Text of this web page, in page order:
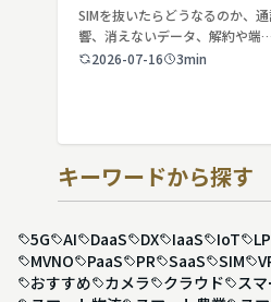
SIMを抜いたらどうなるのか、
響、消えないデータ、解約や端…
2026-07-16
3min
キーワードから探す
5G AI DaaS DX IaaS IoT
MVNO
PaaS PR SaaS SIM
おすすめ
カメラ クラウド ス